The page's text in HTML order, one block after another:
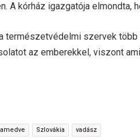
A kórház igazgatója elmondta,
természetvédelmi szervek
az emberekkel, viszont
Szlovákia vadász